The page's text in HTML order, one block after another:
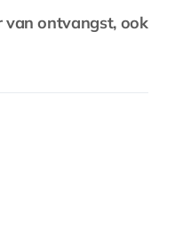
ontvangst, ook